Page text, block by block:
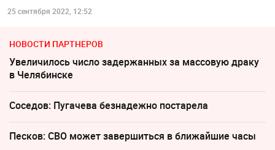
25 сентября 2022, 12:52
НОВОСТИ ПАРТНЕРОВ
Увеличилось число задержанных за массовую драку
в Челябинске
Соседов: Пугачева безнадежно постарела
Песков: СВО может завершиться в ближайшие часы